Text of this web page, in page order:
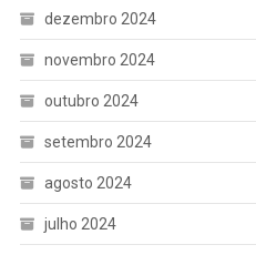
dezembro 2024
novembro 2024
outubro 2024
setembro 2024
agosto 2024
julho 2024